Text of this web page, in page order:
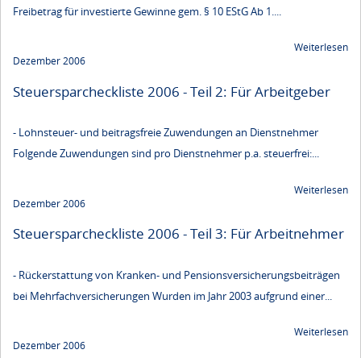
Freibetrag für investierte Gewinne gem. § 10 EStG Ab 1....
Weiterlesen
Dezember 2006
Steuersparcheckliste 2006 - Teil 2: Für Arbeitgeber
- Lohnsteuer- und beitragsfreie Zuwendungen an Dienstnehmer
Folgende Zuwendungen sind pro Dienstnehmer p.a. steuerfrei:...
Weiterlesen
Dezember 2006
Steuersparcheckliste 2006 - Teil 3: Für Arbeitnehmer
- Rückerstattung von Kranken- und Pensionsversicherungsbeiträgen
bei Mehrfachversicherungen Wurden im Jahr 2003 aufgrund einer...
Weiterlesen
Dezember 2006